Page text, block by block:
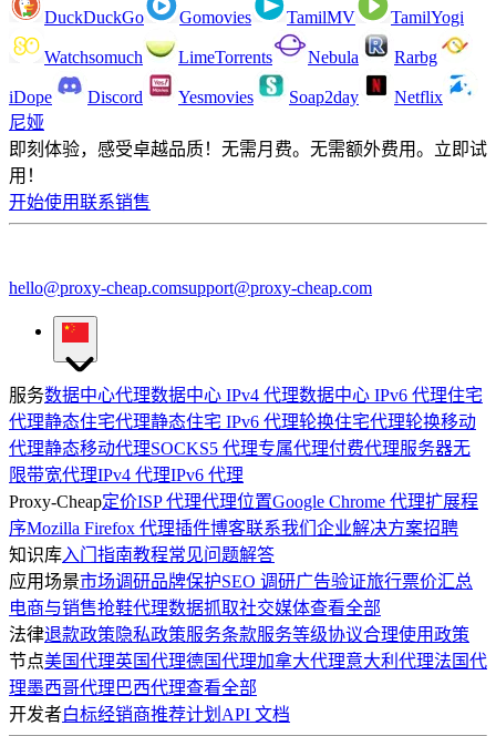
DuckDuckGo Gomovies TamilMV TamilYogi
Watchsomuch LimeTorrents Nebula Rarbg
iDope Discord Yesmovies Soap2day
Netflix
尼娅
即刻体验，感受卓越品质！ 无需月费。无需额外费用。立即试
用！
开始使用联系销售
hello@proxy-cheap.comsupport@proxy-cheap.com
服务数据中心代理数据中心 IPv4 代理数据中心 IPv6 代理住宅
代理静态住宅代理静态住宅 IPv6 代理轮换住宅代理轮换移动
代理静态移动代理SOCKS5 代理专属代理付费代理服务器无
限带宽代理IPv4 代理IPv6 代理
Proxy-Cheap定价ISP 代理代理位置Google Chrome 代理扩展程
序Mozilla Firefox 代理插件博客联系我们 企业解决方案招聘
知识库入门指南教程常见问题解答
应用场景市场调研品牌保护SEO 调研广告验证旅行票价汇总
电商与销售抢鞋代理数据抓取社交媒体查看全部
法律退款政策 隐私政策服务条款服务等级协议合理使用政策
节点美国代理英国代理德国代理加拿大代理意大利代理法国代
理墨西哥代理 巴西代理查看全部
开发者白标经销商推荐计划 API 文档